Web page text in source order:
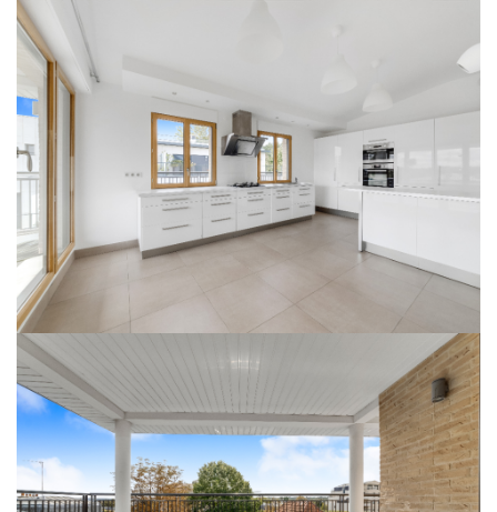
L'agence TIFFENCOGE présente : EXCEPTIONNEL : Superbe PENTHOUSE en
parfait état, dans une petite copropriété de 2011. Terrasse tout autour.
Appartement calme, lumineux, grands volumes, nombreux rangements,
prestations très haut de gamme, beaucoup de caractère. Pièce de réception de
48 M2. Belle cuisine entièrement équipée de 19 M2. Suite parentale avec
dressing aménagé, chambre, salle de douche et wc. Autre chambre avec salle
de douche, wc séparé. Bureau/chambre en mezzanine avec salle de douche.
Décoration contemporaine, beaux parquets, peintures neuves. Cave, un box
double en sous-sol. Proximité gare SNCF, commerces et écoles
internationales, idéal pour familles expatriées.
Honoraires locataire bail loi 89 (15EUR/m2) : 2.119,50 euros T.T.C. (dont
3EUR/m2 pour l'état des lieux d'entrée).
Nos honoraires